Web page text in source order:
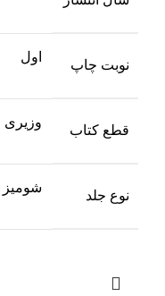
نوبت چاپ
اول
قطع کتاب
وزیری
نوع جلد
شومیز